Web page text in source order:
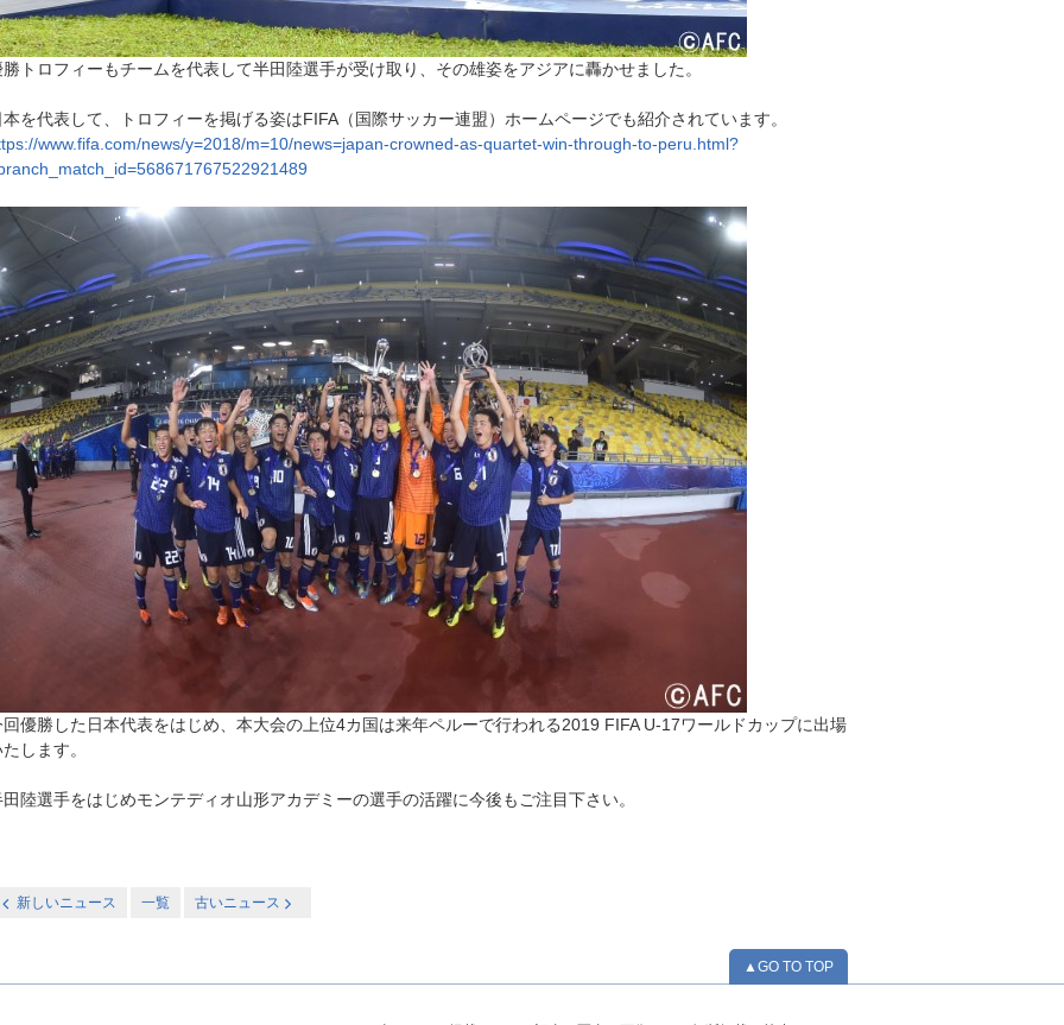
勝トロフィーもチームを代表して半田陸選手が受け取り、その雄姿をアジアに轟かせました。
本を代表して、トロフィーを掲げる姿はFIFA（国際サッカー連盟）ホームページでも紹介されています。
www.fifa.com/news/y=2018/m=10/news=japan-crowned-as-quartet-win-through-to-peru.html?
回優勝した日本代表をはじめ、本大会の上位4カ国は来年ペルーで行われる2019 FIFA U-17ワールドカップに出場
します。
田陸選手をはじめモンテディオ山形アカデミーの選手の活躍に今後もご注目下さい。
新しいニュース 一覧 古いニュース
▲GO TO TOP